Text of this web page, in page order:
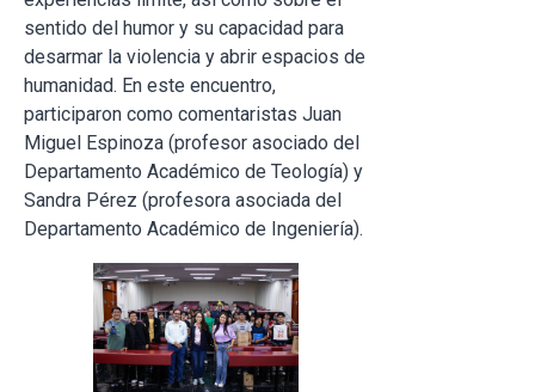
sentido del humor y su capacidad para
desarmar la violencia y abrir espacios de
humanidad. En este encuentro,
participaron como comentaristas Juan
Miguel Espinoza (profesor asociado del
Departamento Académico de Teología) y
Sandra Pérez (profesora asociada del
Departamento Académico de Ingeniería).